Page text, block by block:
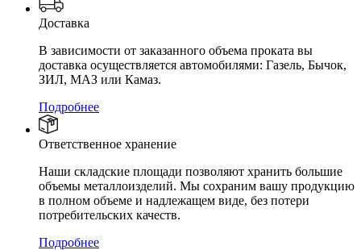
Доставка
В зависимости от заказанного объема проката вы
доставка осуществляется автомобилями: Газель, Бычок,
ЗИЛ, МАЗ или Камаз.
Подробнее
Ответственное хранение
Наши складские площади позволяют хранить большие
объемы металлоизделий. Мы сохраним вашу продукцию
в полном объеме и надлежащем виде, без потери
потребительских качеств.
Подробнее